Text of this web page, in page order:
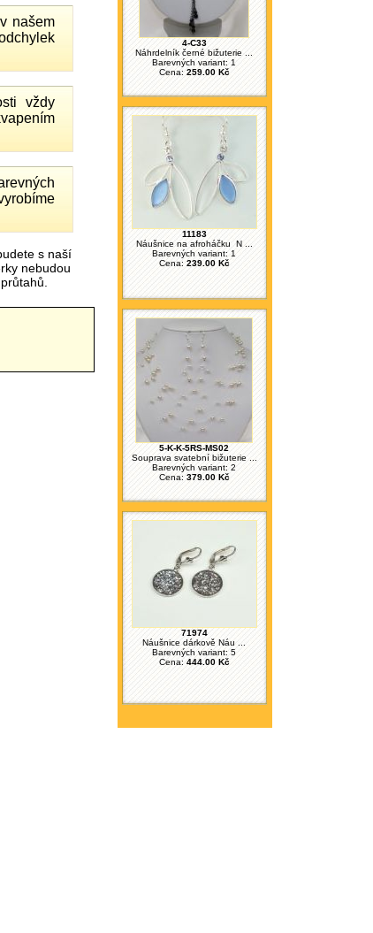
4-C33
Náhrdelník černé bižuterie ...
Barevných variant: 1
Cena: 259.00 Kč
11183
Náušnice na afroháčku N ...
Barevných variant: 1
Cena:239.00 Kč
5-K-K-5RS-MS02
Souprava svatební bižuterie ...
Barevných variant: 2
Cena: 379.00 Kč
71974
Náušnice dárkově Náu ...
Barevných variant: 5
Cena: 444.00 Kč
našem
vždy
s naší
nebudou